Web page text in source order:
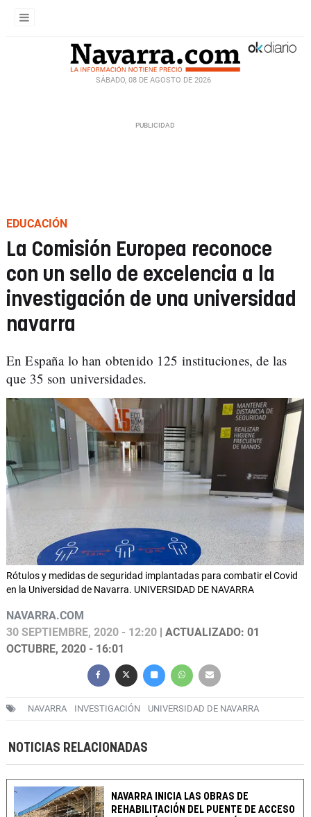
SÁBADO, 08 DE AGOSTO DE 2026
EDUCACIÓN
La Comisión Europea reconoce
con un sello de excelencia a la
investigación de una universidad
navarra
En España lo han obtenido 125 instituciones, de las
que 35 son universidades.
Rótulos y medidas de seguridad implantadas para combatir el Covid
en la Universidad de Navarra. UNIVERSIDAD DE NAVARRA
NAVARRA.COM
30 SEPTIEMBRE, 2020 - 12:20 | ACTUALIZADO: 01
OCTUBRE, 2020 - 16:01
NAVARRA INVESTIGACIÓN UNIVERSIDAD DE NAVARRA
NOTICIAS RELACIONADAS
NAVARRA INICIA LAS OBRAS DE
REHABILITACIÓN DEL PUENTE DE ACCESO